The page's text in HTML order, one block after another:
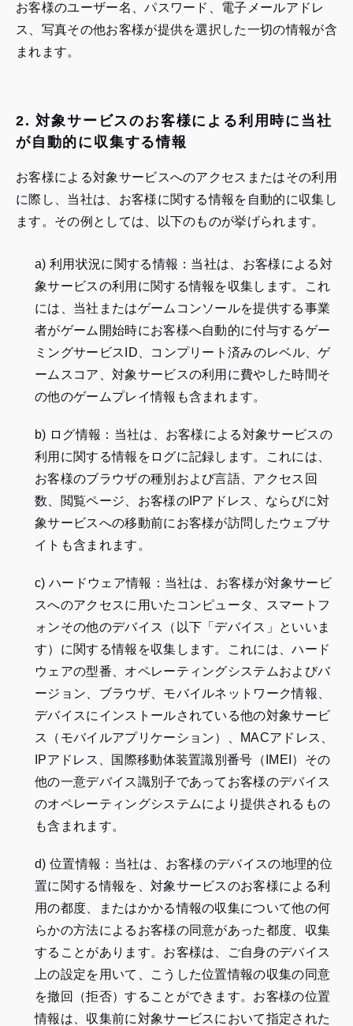
お客様のユーザー名、パスワード、電子メールアドレ
ス、写真その他お客様が提供を選択した一切の情報が含
まれます。
2. 対象サービスのお客様による利用時に当社
が自動的に収集する情報
お客様による対象サービスへのアクセスまたはその利用
に際し、当社は、お客様に関する情報を自動的に収集し
ます。その例としては、以下のものが挙げられます。
a) 利用状況に関する情報：当社は、お客様による対
象サービスの利用に関する情報を収集します。これ
には、当社またはゲームコンソールを提供する事業
者がゲーム開始時にお客様へ自動的に付与するゲー
ミングサービスID、コンプリート済みのレベル、ゲ
ームスコア、対象サービスの利用に費やした時間そ
の他のゲームプレイ情報も含まれます。
b) ログ情報：当社は、お客様による対象サービスの
利用に関する情報をログに記録します。これには、
お客様のブラウザの種別および言語、アクセス回
数、閲覧ページ、お客様のIPアドレス、ならびに対
象サービスへの移動前にお客様が訪問したウェブサ
イトも含まれます。
c) ハードウェア情報：当社は、お客様が対象サービ
スへのアクセスに用いたコンピュータ、スマートフ
ォンその他のデバイス（以下「デバイス」といいま
す）に関する情報を収集します。これには、ハード
ウェアの型番、オペレーティングシステムおよびバ
ージョン、ブラウザ、モバイルネットワーク情報、
デバイスにインストールされている他の対象サービ
ス（モバイルアプリケーション）、MACアドレス、
IPアドレス、国際移動体装置識別番号（IMEI）その
他の一意デバイス識別子であってお客様のデバイス
のオペレーティングシステムにより提供されるもの
も含まれます。
d) 位置情報：当社は、お客様のデバイスの地理的位
置に関する情報を、対象サービスのお客様による利
用の都度、またはかかる情報の収集について他の何
らかの方法によるお客様の同意があった都度、収集
することがあります。お客様は、ご自身のデバイス
上の設定を用いて、こうした位置情報の収集の同意
を撤回（拒否）することができます。お客様の位置
情報は、収集前に対象サービスにおいて指定された